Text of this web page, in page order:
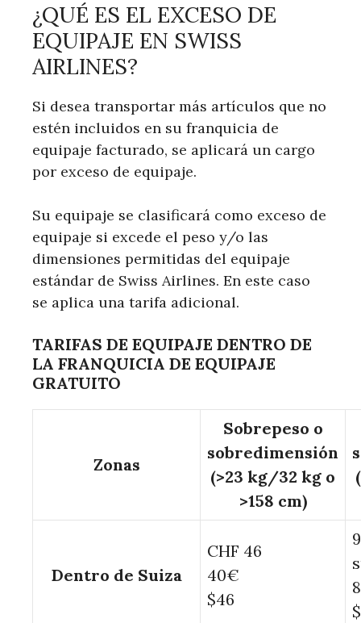
¿QUÉ ES EL EXCESO DE
EQUIPAJE EN SWISS
AIRLINES?
Si desea transportar más artículos que no
estén incluidos en su franquicia de
equipaje facturado, se aplicará un cargo
por exceso de equipaje.
Su equipaje se clasificará como exceso de
equipaje si excede el peso y/o las
dimensiones permitidas del equipaje
estándar de Swiss Airlines. En este caso
se aplica una tarifa adicional.
TARIFAS DE EQUIPAJE DENTRO DE
LA FRANQUICIA DE EQUIPAJE
GRATUITO
Zonas
Sobrepeso o
sobredimensión
(>23 kg/32 kg o
>158 cm)
Dentro de Suiza
CHF 46
40€
$46